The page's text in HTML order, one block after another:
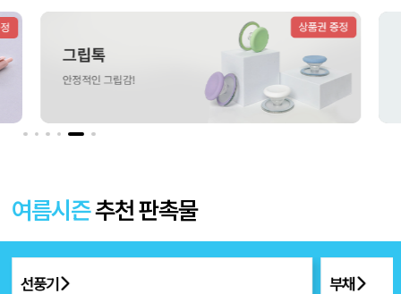
여름시즌추천 판촉물
선풍기 부채